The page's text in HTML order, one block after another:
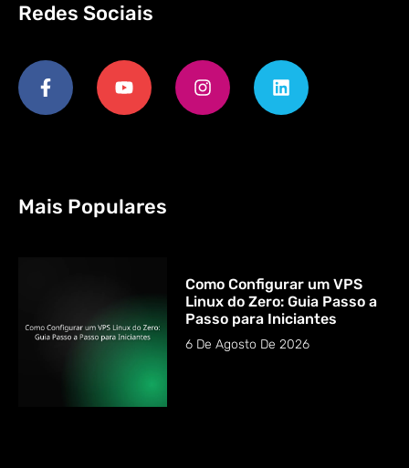
Redes Sociais
Mais Populares
Como Configurar um VPS
Linux do Zero: Guia Passo a
Passo para Iniciantes
6 De Agosto De 2026